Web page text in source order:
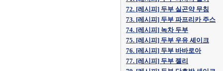
72. [레시피] 두부 실곤약 무침
73. [레시피] 두부 파프리카 주스
74. [레시피] 녹차 두부
75. [레시피] 두부 우유 셰이크
76. [레시피] 두부 바바로아
77. [레시피] 두부 젤리